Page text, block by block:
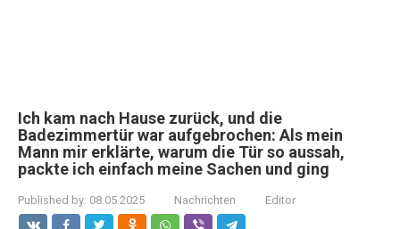
Ich kam nach Hause zurück, und die
Badezimmertür war aufgebrochen: Als mein
Mann mir erklärte, warum die Tür so aussah,
packte ich einfach meine Sachen und ging
Published by: 08.05.2025 Nachrichten Editor